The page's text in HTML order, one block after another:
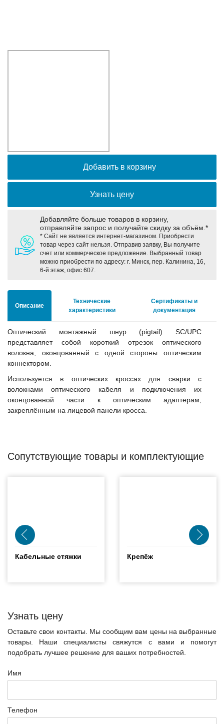
Добавить в корзину
Узнать цену
Добавляйте больше товаров в корзину,
отправляйте запрос и получайте скидку за объём.*
* Сайт не является интернет-магазином. Приобрести
товар через сайт нельзя. Отправив заявку, Вы получите
счет или коммерческое предложение. Выбранный товар
можно приобрести по адресу: г. Минск, пер. Калинина, 16,
6-й этаж, офис 607.
Описание
Технические
характеристики
Сертификаты и
документация
Оптический монтажный шнур (pigtail) SC/UPC
представляет собой короткий отрезок оптического
волокна, оконцованный с одной стороны оптическим
коннектором.
Используется в оптических кроссах для сварки с
волокнами оптического кабеля и подключения их
оконцованной части к оптическим адаптерам,
закреплённым на лицевой панели кросса.
Сопутствующие товары и комплектующие
Кабельные стяжки Крепёж
Узнать цену
Оставьте свои контакты. Мы сообщим вам цены на выбранные
товары. Наши специалисты свяжутся с вами и помогут
подобрать лучшее решение для ваших потребностей.
Имя
Телефон